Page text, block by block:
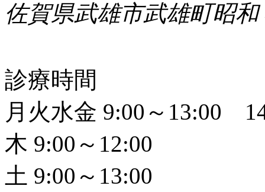
佐賀県武雄市武雄町昭
診療時間
月火水金 9:00～13:00
木 9:00～12:00
土 9:00～13:00